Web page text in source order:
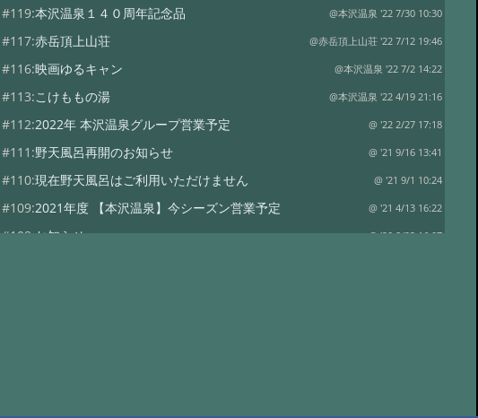
#119:本沢温泉１４０周年記念品 @本沢温泉 '22 7/30 10:30
#117:赤岳頂上山荘 @赤岳頂上山荘 '22 7/12 19:46
#116:映画ゆるキャン @本沢温泉 '22 7/2 14:22
#113:こけももの湯 @本沢温泉 '22 4/19 21:16
#112:2022年 本沢温泉グループ営業予定 @ '22 2/27 17:18
#111:野天風呂再開のお知らせ @ '21 9/16 13:41
#110:現在野天風呂はご利用いただけません @ '21 9/1 10:24
#109:2021年度 【本沢温泉】今シーズン営業予定 @ '21 4/13 16:22
#108:お知らせ @ '20 8/23 16:07